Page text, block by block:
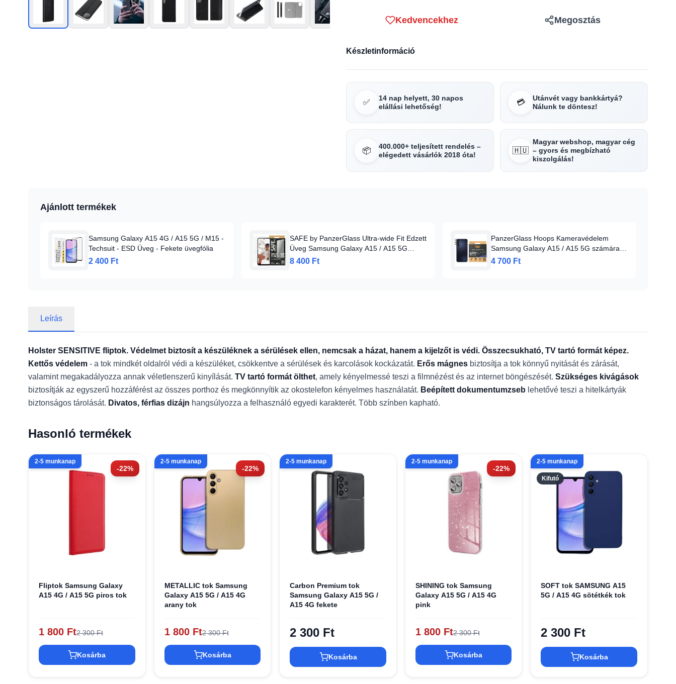
Kedvencekhez Megosztás
Készletinformáció
✅
14 nap helyett, 30 napos
elállási lehetőség!
💳
Utánvét vagy bankkártyá?
Nálunk te döntesz!
📦
400.000+ teljesített rendelés –
elégedett vásárlók 2018 óta!
🇭🇺
Magyar webshop, magyar cég
– gyors és megbízható
kiszolgálás!
Ajánlott termékek
Samsung Galaxy A15 4G / A15 5G / M15 -
Techsuit - ESD Üveg - Fekete üvegfólia
2 400 Ft
SAFE by PanzerGlass Ultra-wide Fit Edzett
Üveg Samsung Galaxy A15 / A15 5G
üvegfólia
8 400 Ft
PanzerGlass Hoops Kameravédelem
Samsung Galaxy A15 / A15 5G számára -
fekete kerettel, üvegfólia
4 700 Ft
Leírás
Holster SENSITIVE fliptok. Védelmet biztosít a készüléknek a sérülések ellen, nemcsak a házat, hanem a kijelzőt is védi. Összecsukható, TV tartó formát képez.
Kettős védelem - a tok mindkét oldalról védi a készüléket, csökkentve a sérülések és karcolások kockázatát. Erős mágnes biztosítja a tok könnyű nyitását és zárását,
valamint megakadályozza annak véletlenszerű kinyílását. TV tartó formát ölthet, amely kényelmessé teszi a filmnézést és az internet böngészését. Szükséges kivágások
biztosítják az egyszerű hozzáférést az összes porthoz és megkönnyítik az okostelefon kényelmes használatát. Beépített dokumentumzseb lehetővé teszi a hitelkártyák
biztonságos tárolását. Divatos, férfias dizájn hangsúlyozza a felhasználó egyedi karakterét. Több színben kapható.
Hasonló termékek
-22%
2-5 munkanap
Fliptok Samsung Galaxy
A15 4G / A15 5G piros tok
1 800 Ft2 300 Ft
Kosárba
-22%
2-5 munkanap
METALLIC tok Samsung
Galaxy A15 5G / A15 4G
arany tok
1 800 Ft2 300 Ft
Kosárba
2-5 munkanap
Carbon Premium tok
Samsung Galaxy A15 5G /
A15 4G fekete
2 300 Ft
Kosárba
-22%
2-5 munkanap
SHINING tok Samsung
Galaxy A15 5G / A15 4G
pink
1 800 Ft2 300 Ft
Kosárba
Kifutó
2-5 munkanap
SOFT tok SAMSUNG A15
5G / A15 4G sötétkék tok
2 300 Ft
Kosárba